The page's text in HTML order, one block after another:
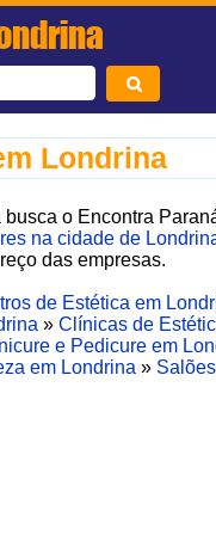
Londrina
busca o Encontra
na cidade de
das empresas.
de Estética em
»Clínicas de
e Pedicure em
em Londrina »